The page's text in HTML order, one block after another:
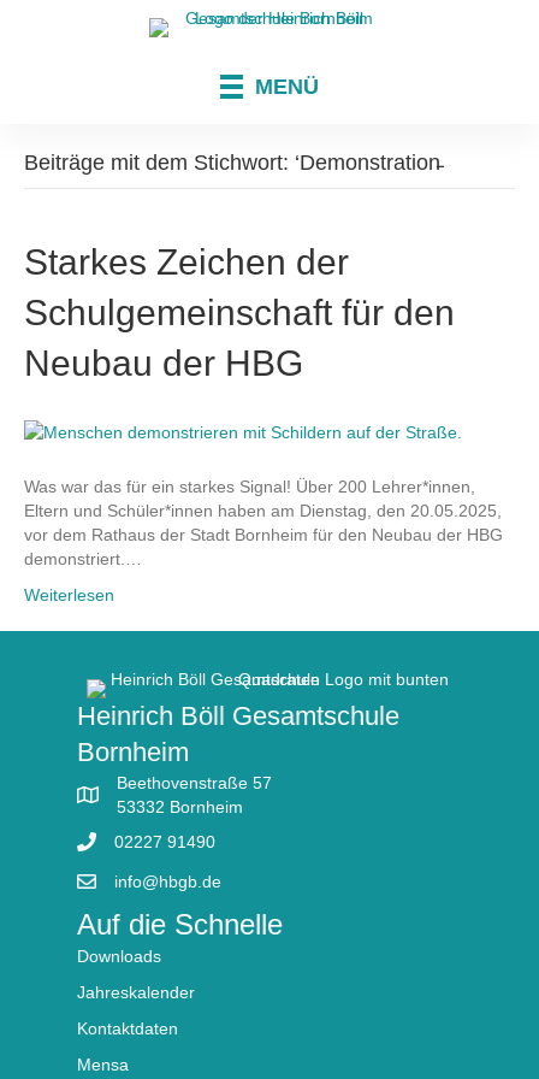
MENÜ
Beiträge mit dem Stichwort: ‘Demonstration̵
Starkes Zeichen der
Schulgemeinschaft für den
Neubau der HBG
Was war das für ein starkes Signal! Über 200 Lehrer*innen,
Eltern und Schüler*innen haben am Dienstag, den 20.05.2025,
vor dem Rathaus der Stadt Bornheim für den Neubau der HBG
demonstriert.…
Weiterlesen
Heinrich Böll Gesamtschule
Bornheim
Beethovenstraße 57
53332 Bornheim
02227 91490
info@hbgb.de
Auf die Schnelle
Downloads
Jahreskalender
Kontaktdaten
Mensa